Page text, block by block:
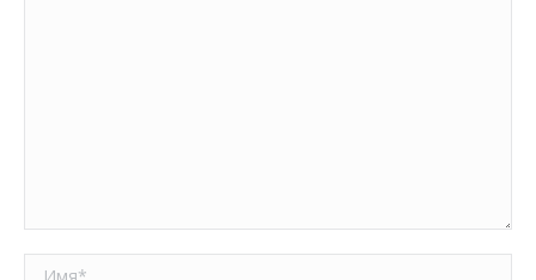
Имя *